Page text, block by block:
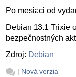
Po mesiaci od
Debian 13.1 Trixie
bezpečnostných
Zdroj: Debian
| Nová verzia